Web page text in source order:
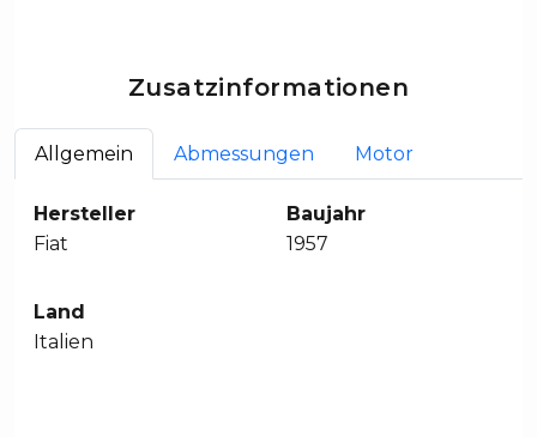
Zusatzinformationen
Allgemein Abmessungen Motor
Hersteller
Fiat
Baujahr
1957
Land
Italien